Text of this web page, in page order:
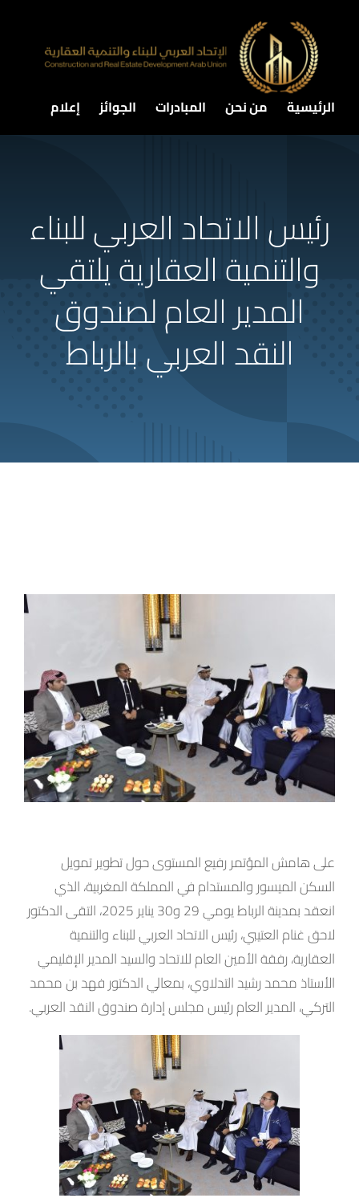
content
الرئيسية من نحن المبادرات الجوائز إعلام
رئيس الاتحاد العربي للبناء
والتنمية العقارية يلتقي
المدير العام لصندوق
النقد العربي بالرباط
على هامش المؤتمر رفيع المستوى حول تطوير تمويل
السكن الميسور والمستدام في المملكة المغربية، الذي
انعقد بمدينة الرباط يومي 29 و30 يناير 2025، التقى الدكتور
لاحق غنام العتيبي، رئيس الاتحاد العربي للبناء والتنمية
العقارية، رفقة الأمين العام للاتحاد والسيد المدير الإقليمي
الأستاذ محمد رشيد التدلاوي، بمعالي الدكتور فهد بن محمد
التركي، المدير العام رئيس مجلس إدارة صندوق النقد العربي.